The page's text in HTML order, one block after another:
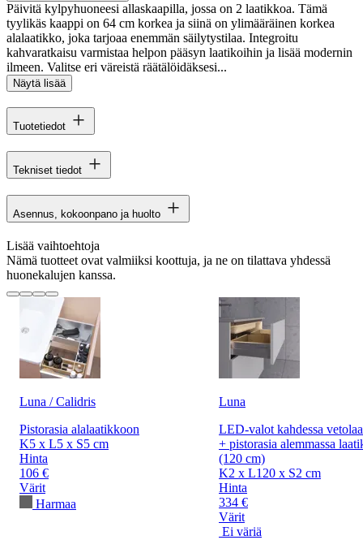
Päivitä kylpyhuoneesi allaskaapilla, jossa on 2 laatikkoa. Tämä
tyylikäs kaappi on 64 cm korkea ja siinä on ylimääräinen korkea
alalaatikko, joka tarjoaa enemmän säilytystilaa. Integroitu
kahvaratkaisu varmistaa helpon pääsyn laatikoihin ja lisää modernin
ilmeen. Valitse eri väreistä räätälöidäksesi...
Näytä lisää
Tuotetiedot
Tekniset tiedot
Asennus, kokoonpano ja huolto
Lisää vaihtoehtoja
Nämä tuotteet ovat valmiiksi koottuja, ja ne on tilattava yhdessä
huonekalujen kanssa.
Luna / Calidris
Pistorasia alalaatikkoon
K5 x L5 x S5 cm
Hinta
106 €
Värit
Harmaa
Luna
LED-valot kahdessa
+ pistorasia alemmassa
(120 cm)
K2 x L120 x S2 cm
Hinta
334 €
Värit
Ei väriä